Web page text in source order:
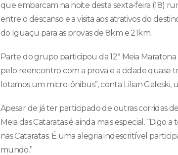
que embarcam na noite desta sexta-feira (18)
entre o descanso e a visita aos atrativos do
do Iguaçu para as provas de 8km e 21km.
Parte do grupo participou da 12ª Meia
pelo reencontro com a prova e a cidade quase
lotamos um micro-ônibus”, conta Lílian Galeski,
Apesar de já ter participado de outras corridas
Meia das Cataratas é ainda mais especial. “Digo
nas Cataratas. É uma alegria indescritível
mundo.”